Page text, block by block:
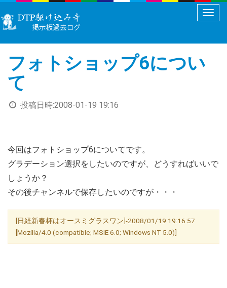
メ
ュ
フォトショップ6につい
て
投稿日時:2008-01-19 19:16
今回はフォトショップ6についてです。
グラデーション選択をしたいのですが、どうすればいいで
しょうか？
その後チャンネルで保存したいのですが・・・
[日経新春杯はオースミグラスワン]-2008/01/19 19:16:57
[Mozilla/4.0 (compatible; MSIE 6.0; Windows NT 5.0)]